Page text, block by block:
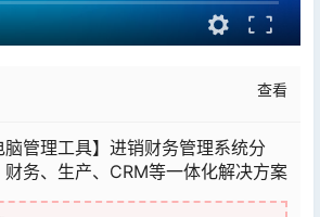
查看
脑管理工具】进销财务管理系统分
务、生产、CRM等一体化解决方案